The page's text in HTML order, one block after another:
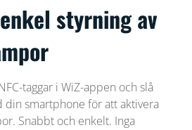
styrning av
taggar i WiZ-appen och slå
din smartphone för att aktivera
Snabbt och enkelt. Inga